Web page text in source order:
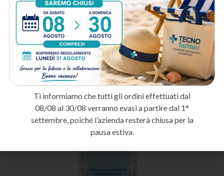
LEGGI TUTTO
Ti informiamo che tutti gli ordini effettuati dal
08/08 al 30/08 verranno evasi a partire dal 1°
settembre, poiché l’azienda resterà chiusa per la
pausa estiva.